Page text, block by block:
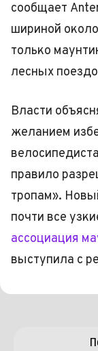
сообщает
шириной
только
лесных
Власти
желанием
правило
тропам».
почти все
ассоциация
выступила с